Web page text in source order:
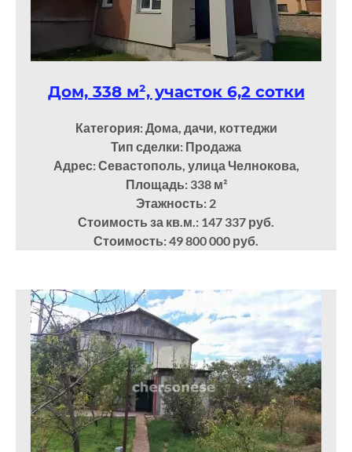
Дом, 338 м², участок 6,2 сотки
Категория: Дома, дачи, коттеджи
Тип сделки: Продажа
Адрес: Севастополь, улица Челнокова,
Площадь: 338м²
Этажность: 2
Стоимость за кв.м.: 147 337 руб.
Стоимость: 49 800 000 руб.